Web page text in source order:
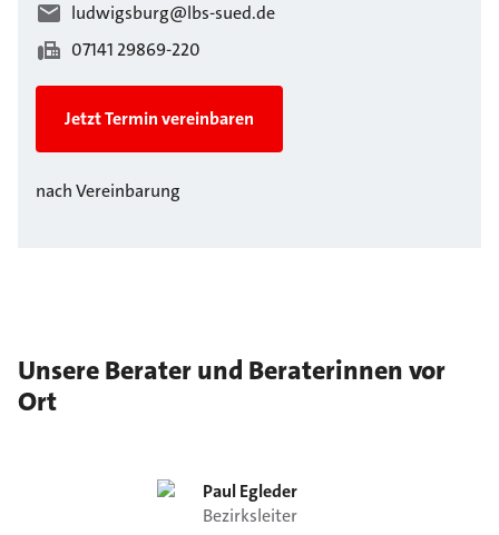
ludwigsburg@lbs-sued.de
07141 29869-220
Jetzt Termin vereinbaren
nach Vereinbarung
Unsere Berater und Beraterinnen vor
Ort
Paul Egleder
Bezirksleiter